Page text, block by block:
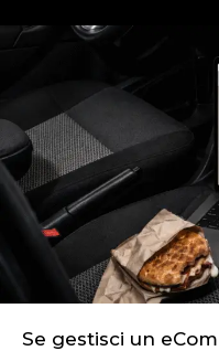
Se gestisci un